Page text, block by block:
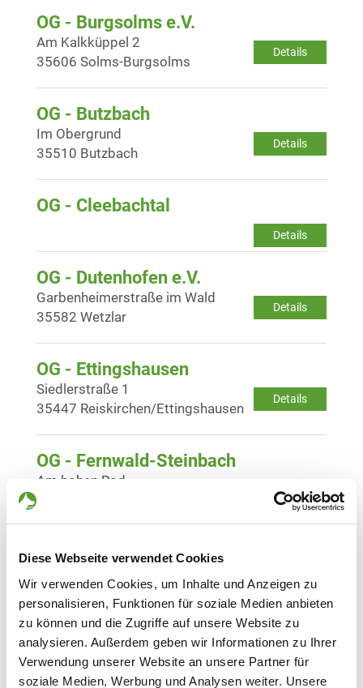
Diese Webseite verwendet Cookies
Wir verwenden Cookies, um Inhalte und Anzeigen zu
personalisieren, Funktionen für soziale Medien anbieten
zu können und die Zugriffe auf unsere Website zu
analysieren. Außerdem geben wir Informationen zu Ihrer
Verwendung unserer Website an unsere Partner für
soziale Medien, Werbung und Analysen weiter. Unsere
OG - Burgsolms e.V.
Details
Am Kalkküppel 2
35606 Solms-Burgsolms
OG - Butzbach
Details
Im Obergrund
35510 Butzbach
OG - Cleebachtal
Details
OG - Dutenhofen e.V.
Details
Garbenheimerstraße im Wald
35582 Wetzlar
OG - Ettingshausen
Details
Siedlerstraße 1
35447 Reiskirchen/Ettingshausen
OG - Fernwald-Steinbach
Details
Am hohen Rod
OG - Gambach
Details
35516 Münzenberg-Gambach
OG - Großen-Buseck
Am hohen Berg
35418 Buseck